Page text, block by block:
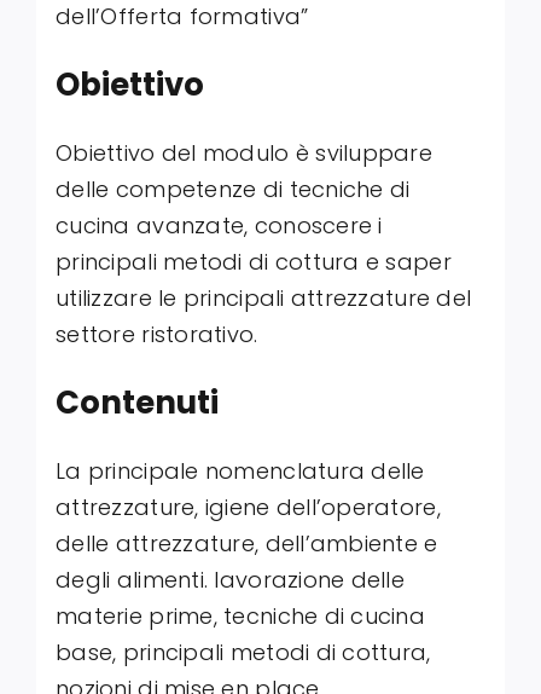
dell’Offerta formativa”
Obiettivo
Obiettivo del modulo è sviluppare
delle competenze di tecniche di
cucina avanzate, conoscere i
principali metodi di cottura e saper
utilizzare le principali attrezzature del
settore ristorativo.
Contenuti
La principale nomenclatura delle
attrezzature, igiene dell’operatore,
delle attrezzature, dell’ambiente e
degli alimenti. lavorazione delle
materie prime, tecniche di cucina
base, principali metodi di cottura,